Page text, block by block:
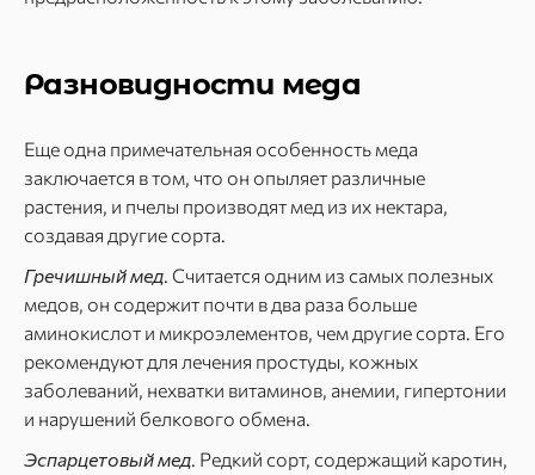
Разновидности меда
Еще одна примечательная особенность меда
заключается в том, что он опыляет различные
растения, и пчелы производят мед из их нектара,
создавая другие сорта.
Гречишный мед. Считается одним из самых полезных
медов, он содержит почти в два раза больше
аминокислот и микроэлементов, чем другие сорта. Его
рекомендуют для лечения простуды, кожных
заболеваний, нехватки витаминов, анемии, гипертонии
и нарушений белкового обмена.
Эспарцетовыймед. Редкий сорт, содержащий каротин,